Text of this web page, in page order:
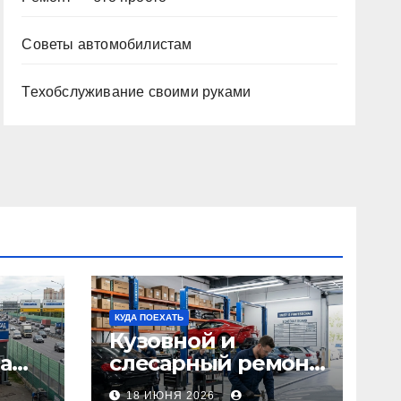
Советы автомобилистам
Техобслуживание своими руками
КУДА ПОЕХАТЬ
Кузовной и
слесарный ремонт
автомобилей:
18 ИЮНЯ 2026